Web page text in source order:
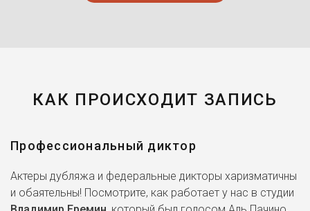
КАК ПРОИСХОДИТ ЗАПИСЬ
Профессиональный диктор
Актеры дубляжа и федеральные дикторы харизматичны
и обаятельны! Посмотрите, как работает у нас в студии